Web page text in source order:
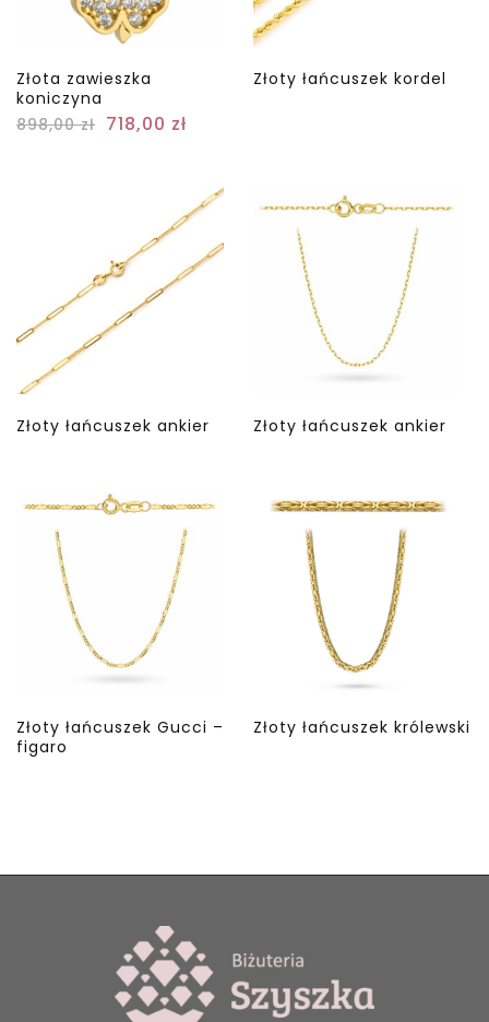
Złota zawieszka
koniczyna
898,00zł 718,00 zł
Złoty łańcuszek kordel
Złoty łańcuszek ankier Złoty łańcuszek ankier
Złoty łańcuszek Gucci –
figaro
Złoty łańcuszek królewski